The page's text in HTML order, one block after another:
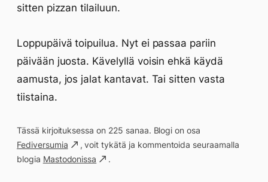
sitten pizzan tilailuun.
Loppupäivä toipuilua. Nyt ei passaa pariin
päivään juosta. Kävelyllä voisin ehkä käydä
aamusta, jos jalat kantavat. Tai sitten vasta
tiistaina.
Tässä kirjoituksessa on 225 sanaa. Blogi on osa
Fediversumia
, voit tykätä ja kommentoida seuraamalla
blogia Mastodonissa .